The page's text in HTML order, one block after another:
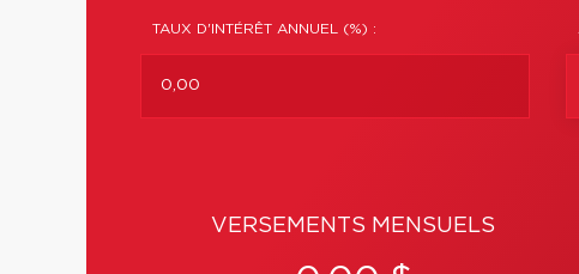
TAUX D'INTÉRÊT ANNUEL (%) :
VERSEMENTS MENSUELS